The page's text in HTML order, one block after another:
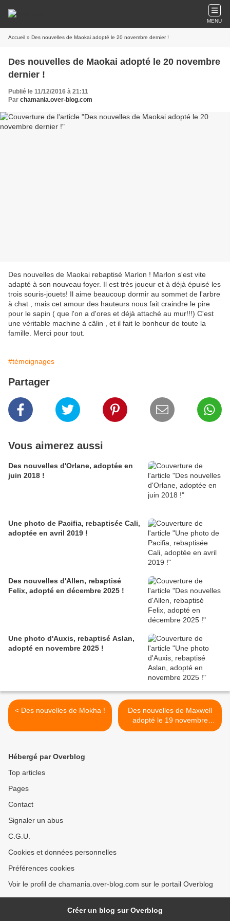
MENU
Accueil » Des nouvelles de Maokai adopté le 20 novembre dernier !
Des nouvelles de Maokai adopté le 20 novembre
dernier !
Publié le 11/12/2016 à 21:11
Par chamania.over-blog.com
Des nouvelles de Maokai rebaptisé Marlon ! Marlon s'est vite
adapté à son nouveau foyer. Il est très joueur et à déjà épuisé les
trois souris-jouets! Il aime beaucoup dormir au sommet de l'arbre
à chat , mais cet amour des hauteurs nous fait craindre le pire
pour le sapin ( que l'on a d'ores et déjà attaché au mur!!!) C'est
une véritable machine à câlin , et il fait le bonheur de toute la
famille. Merci pour tout.
#témoignages
Partager
Vous aimerez aussi
Des nouvelles d'Orlane, adoptée en
juin 2018 !
Une photo de Pacifia, rebaptisée Cali,
adoptée en avril 2019 !
Des nouvelles d'Allen, rebaptisé
Felix, adopté en décembre 2025 !
Une photo d'Auxis, rebaptisé Aslan,
adopté en novembre 2025 !
< Des nouvelles de Mokha !
Des nouvelles de Maxwell
adopté le 19 novembre
dernier ! >
Hébergé par Overblog
Top articles
Pages
Contact
Signaler un abus
C.G.U.
Cookies et données personnelles
Préférences cookies
Voir le profil de chamania.over-blog.com sur le portail Overblog
Créer un blog sur Overblog